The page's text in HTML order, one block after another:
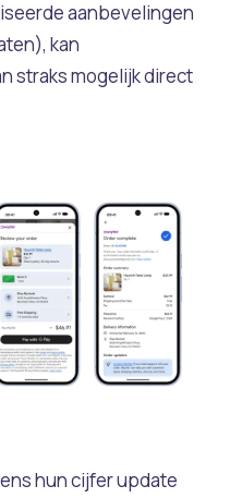
aanbevelingen
kan
straks mogelijk direct
hun cijfer update